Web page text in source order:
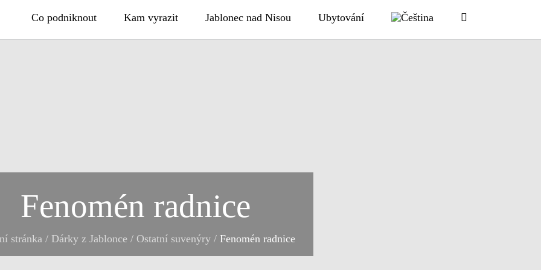
Co podniknout Kam vyrazit Jablonec nad Nisou Ubytování
Fenomén radnice
stránka / Dárky z Jablonce / Ostatní suvenýry / Fenomén radnice